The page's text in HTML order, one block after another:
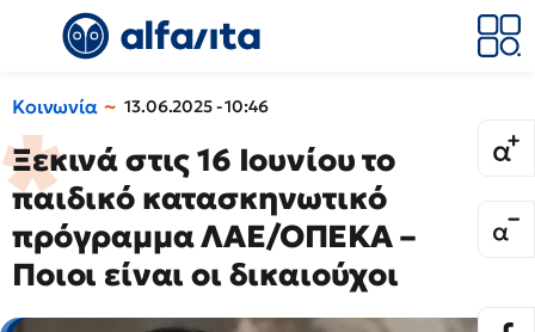
Κοινωνία 13.06.2025 - 10:46
Ξεκινά στις 16 Ιουνίου το
παιδικό κατασκηνωτικό
πρόγραμμα ΛΑΕ/ΟΠΕΚΑ –
Ποιοι είναι οι δικαιούχοι